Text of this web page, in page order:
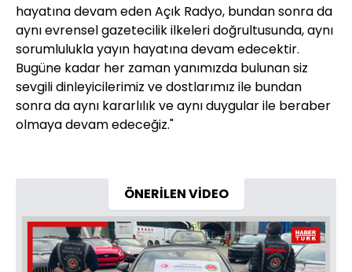
hayatına devam eden Açık Radyo, bundan sonra da
aynı evrensel gazetecilik ilkeleri doğrultusunda, aynı
sorumlulukla yayın hayatına devam edecektir.
Bugüne kadar her zaman yanımızda bulunan siz
sevgili dinleyicilerimiz ve dostlarımız ile bundan
sonra da aynı kararlılık ve aynı duygular ile beraber
olmaya devam edeceğiz."
ÖNERİLEN VİDEO